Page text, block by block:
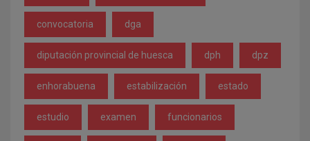
convocatoria dga
diputación provincial de huesca dph dpz
enhorabuena estabilización estado
estudio examen funcionarios